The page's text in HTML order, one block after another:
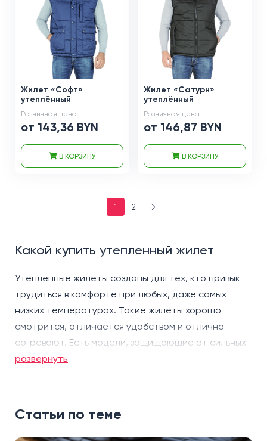
Жилет «Софт»
утеплённый
Розничная цена
от 143,36 BYN
В КОРЗИНУ
Жилет «Сатурн»
утеплённый
Розничная цена
от 146,87 BYN
В КОРЗИНУ
1 2
Какой купить утепленный жилет
Утепленные жилеты созданы для тех, кто привык
трудиться в комфорте при любых, даже самых
низких температурах. Такие жилеты хорошо
смотрится, отличается удобством и отлично
согревают. Есть модели, защищающие от сильных
морозов, и более тонкие жилеты, которые можно
Женские и мужские модели жилетов имеют
развернуть
Статьи по теме